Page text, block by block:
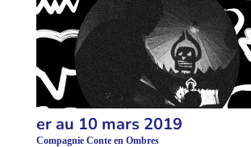
er au 10 mars 2019
Compagnie Conte en Ombres